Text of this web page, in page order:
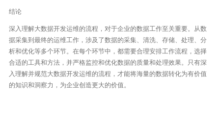
结论
深入理解大数据开发运维的流程，对于企业的数据工作至关重要。从数
据采集到最终的运维工作，涉及了数据的采集、清洗、存储、处理、分
析和优化等多个环节。在每个环节中，都需要合理安排工作流程，选择
合适的工具和方法，并严格监控和优化数据的质量和处理效果。只有深
入理解并规范大数据开发运维的流程，才能将海量的数据转化为有价值
的知识和洞察力，为企业创造更大的价值。